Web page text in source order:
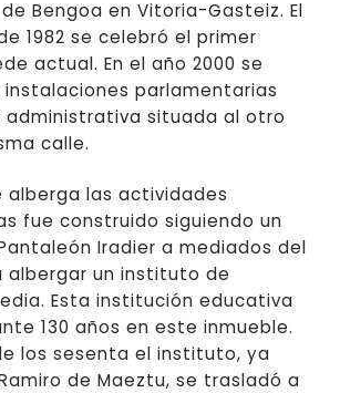
Bengoa en Vitoria-Gasteiz. El
1982 se celebró el primer
actual. En el año 2000 se
instalaciones parlamentarias
administrativa situada al otro
calle.
alberga las actividades
fue construido siguiendo un
Iradier a mediados del
albergar un instituto de
Esta institución educativa
130 años en este inmueble.
los sesenta el instituto, ya
de Maeztu, se trasladó a